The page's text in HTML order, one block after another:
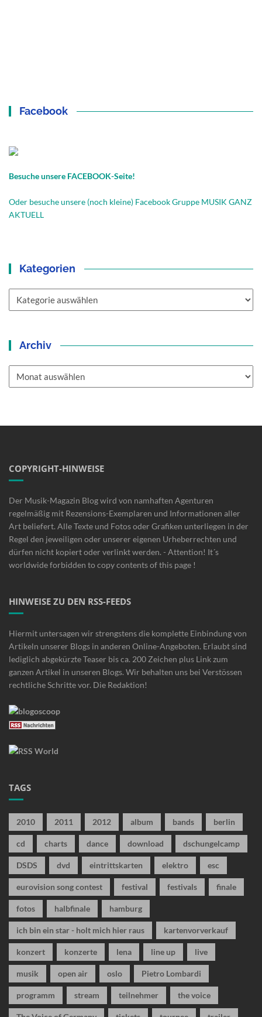
Facebook
Besuche unsere FACEBOOK-Seite!
Oder besuche unsere (noch kleine) Facebook Gruppe MUSIK GANZ
AKTUELL
Kategorien
Archiv
COPYRIGHT-HINWEISE
Der Musik-Magazin Blog wird von namhaften Agenturen
regelmäßig mit Rezensions-Exemplaren und Informationen aller
Art beliefert. Alle Texte und Fotos oder Grafiken unterliegen in der
Regel den jeweiligen oder unserer eigenen Urheberrechten und
dürfen nicht kopiert oder verlinkt werden. - Attention! It´s
worldwide forbidden to copy contents of this page !
HINWEISE ZU DEN RSS-FEEDS
Hiermit untersagen wir strengstens die komplette Einbindung von
Artikeln unserer Blogs in anderen Online-Angeboten. Erlaubt sind
lediglich abgekürzte Teaser bis ca. 200 Zeichen plus Link zum
ganzen Artikel in unseren Blogs. Wir behalten uns bei Verstössen
rechtliche Schritte vor. Die Redaktion!
TAGS
2010 2011 2012 album bands berlin
cd charts dance download dschungelcamp
DSDS dvd eintrittskarten elektro esc
eurovision song contest festival festivals finale
fotos halbfinale hamburg
ich bin ein star - holt mich hier raus kartenvorverkauf
konzert konzerte lena line up live
musik open air oslo Pietro Lombardi
programm stream teilnehmer the voice